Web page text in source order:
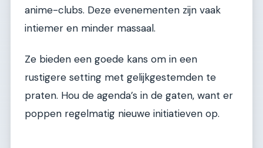
anime-clubs. Deze evenementen zijn vaak
intiemer en minder massaal.
Ze bieden een goede kans om in een
rustigere setting met gelijkgestemden te
praten. Hou de agenda’s in de gaten, want er
poppen regelmatig nieuwe initiatieven op.